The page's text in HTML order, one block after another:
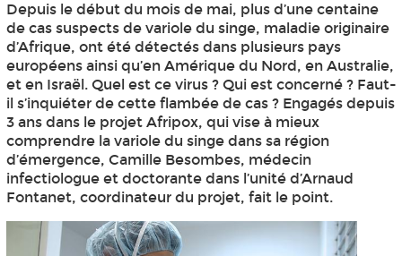
Depuis le début du mois de mai, plus d’une centaine
de cas suspects de variole du singe, maladie originaire
d’Afrique, ont été détectés dans plusieurs pays
européens ainsi qu’en Amérique du Nord, en Australie,
et en Israël. Quel est ce virus ? Qui est concerné ? Faut-
il s’inquiéter de cette flambée de cas ? Engagés depuis
3 ans dans le projet Afripox, qui vise à mieux
comprendre la variole du singe dans sa région
d’émergence, Camille Besombes, médecin
infectiologue et doctorante dans l’unité d’Arnaud
Fontanet, coordinateur du projet, fait le point.